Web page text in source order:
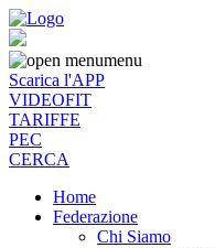
menu
Scarica l'APP
VIDEOFIT
TARIFFE
PEC
CERCA
Home
Federazione
Chi Siamo